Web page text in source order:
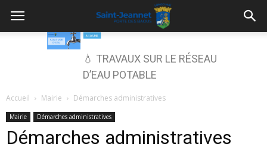
💧 TRAVAUX SUR LE RÉSEAU
D’EAU POTABLE
Accueil Mairie Démarches administratives
Mairie Démarches administratives
Démarches administratives